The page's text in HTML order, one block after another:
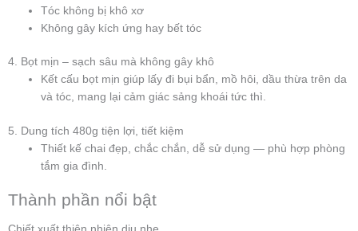
Tóc không bị khô xơ
Không gây kích ứng hay bết tóc
4. Bọt mịn – sạch sâu mà không gây khô
Kết cấu bọt mịn giúp lấy đi bụi bẩn, mồ hôi, dầu thừa trên da
và tóc, mang lại cảm giác sảng khoái tức thì.
5. Dung tích 480g tiện lợi, tiết kiệm
Thiết kế chai đẹp, chắc chắn, dễ sử dụng — phù hợp phòng
tắm gia đình.
Thành phần nổi bật